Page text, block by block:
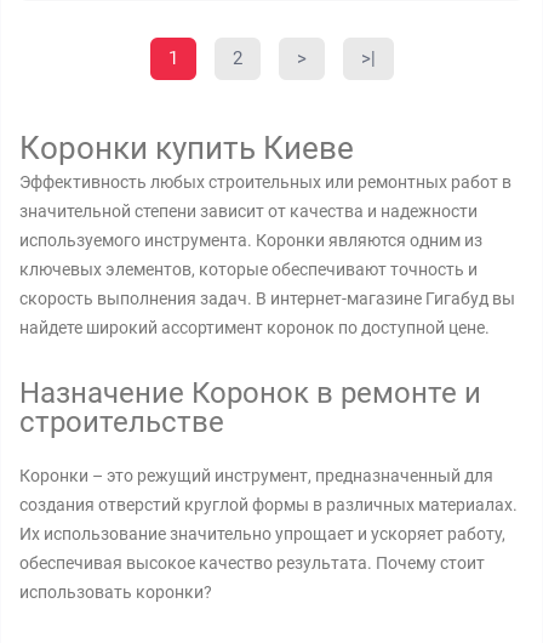
1 2 > >|
Коронки купить Киеве
Эффективность любых строительных или ремонтных работ в
значительной степени зависит от качества и надежности
используемого инструмента. Коронки являются одним из
ключевых элементов, которые обеспечивают точность и
скорость выполнения задач. В интернет-магазине Гигабуд вы
найдете широкий ассортимент коронок по доступной цене.
Назначение Коронок в ремонте и
строительстве
Коронки – это режущий инструмент, предназначенный для
создания отверстий круглой формы в различных материалах.
Их использование значительно упрощает и ускоряет работу,
обеспечивая высокое качество результата. Почему стоит
использовать коронки?